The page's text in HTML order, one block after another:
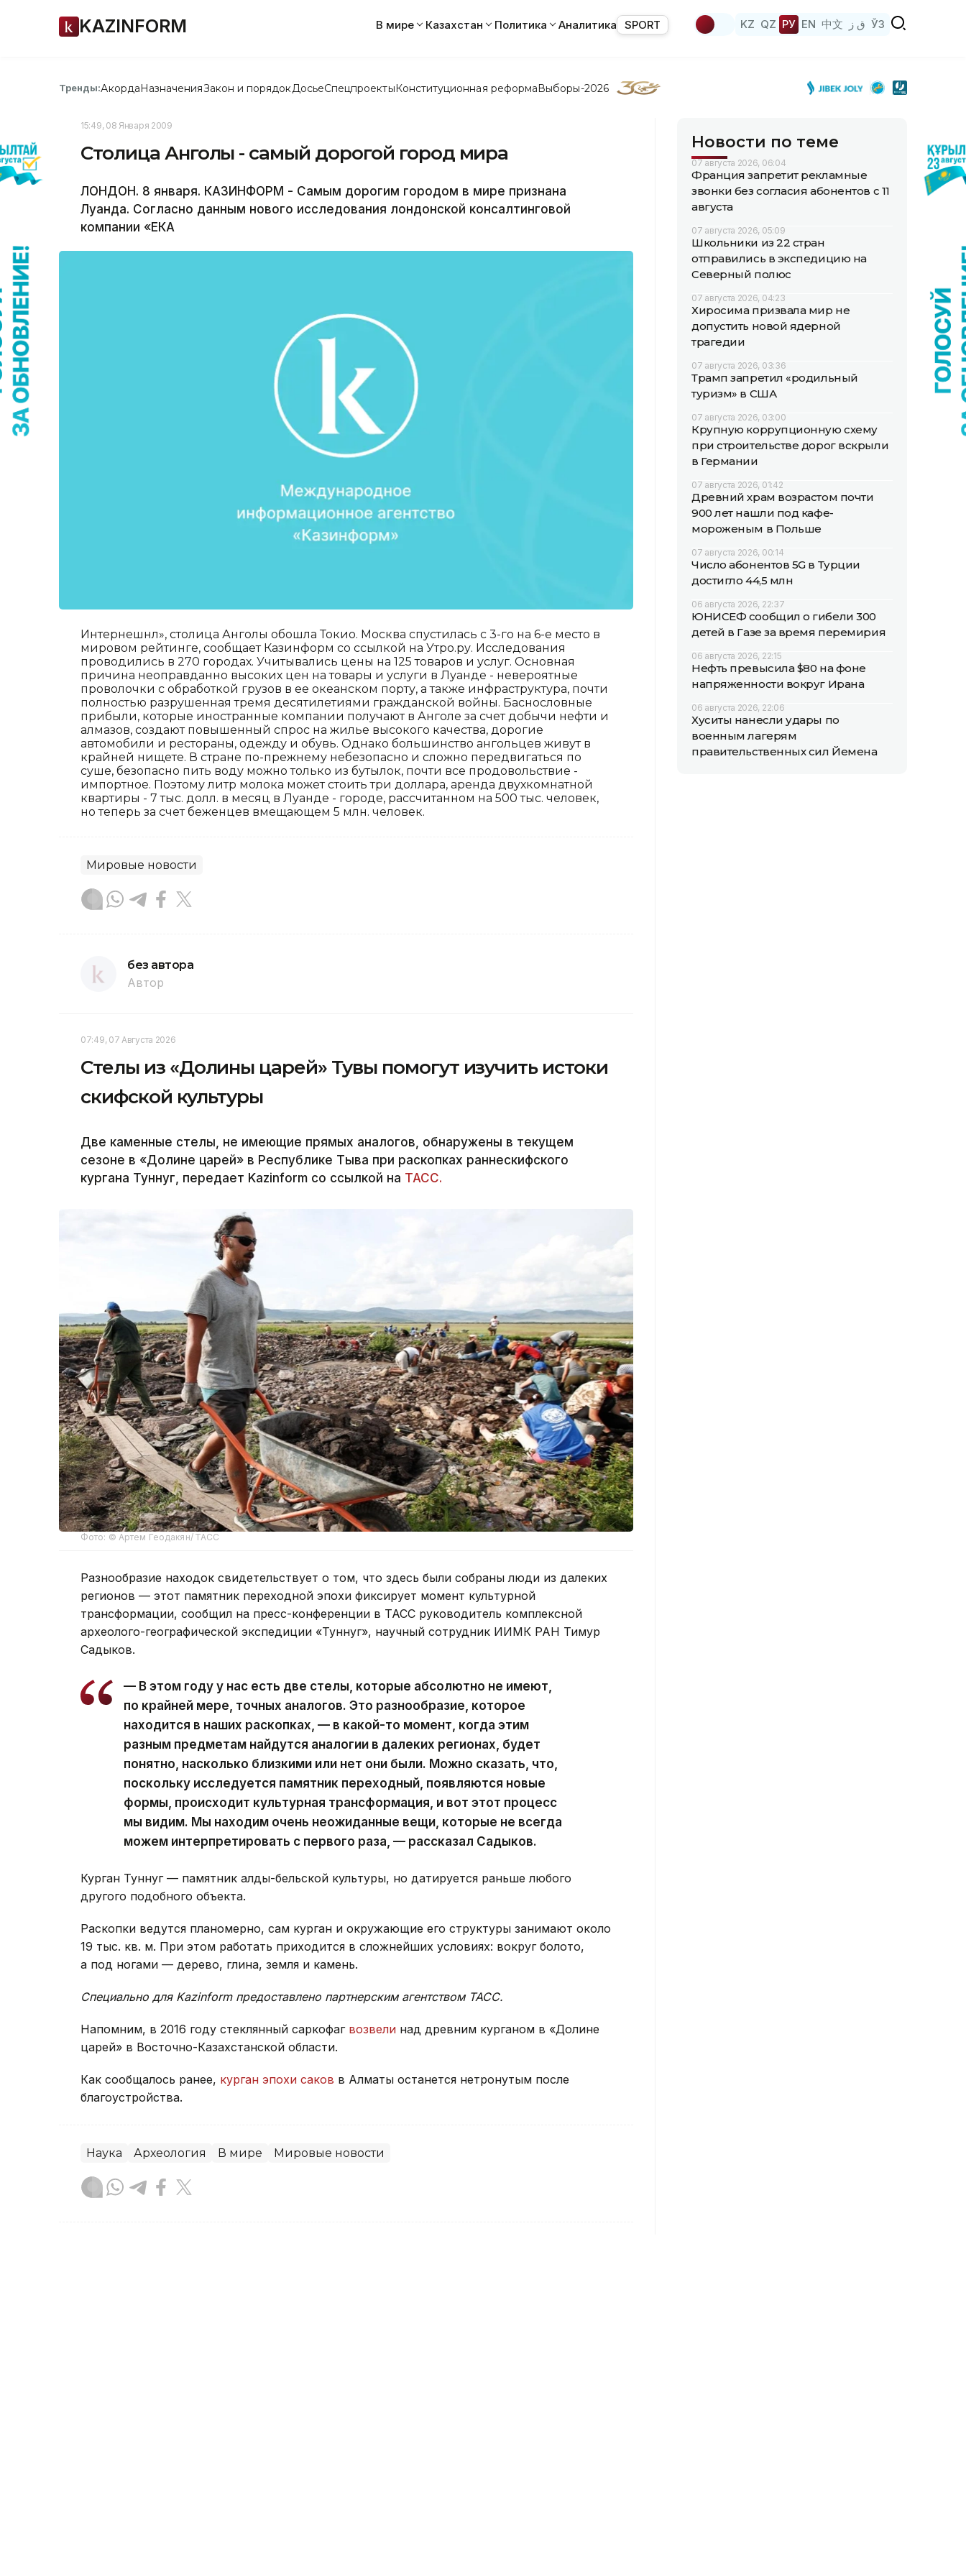
KAZINFORM В мире Казахстан Политика Аналитика SPORT KZ QZ РУ EN 中文 ق ز ЎЗ
Тренды:АкордаНазначенияЗакон и порядок ДосьеСпецпроектыКонституционная реформаВыборы-2026
15:49, 08 Января 2009
Столица Анголы - самый дорогой город мира
ЛОНДОН. 8 января. КАЗИНФОРМ - Самым дорогим городом в мире признана
Луанда. Согласно данным нового исследования лондонской консалтинговой
компании «ЕКА
Интернешнл», столица Анголы обошла Токио. Москва спустилась с 3-го на 6-е место в
мировом рейтинге, сообщает Казинформ со ссылкой на Утро.ру. Исследования
проводились в 270 городах. Учитывались цены на 125 товаров и услуг. Основная
причина неоправданно высоких цен на товары и услуги в Луанде - невероятные
проволочки с обработкой грузов в ее океанском порту, а также инфраструктура, почти
полностью разрушенная тремя десятилетиями гражданской войны. Баснословные
прибыли, которые иностранные компании получают в Анголе за счет добычи нефти и
алмазов, создают повышенный спрос на жилье высокого качества, дорогие
автомобили и рестораны, одежду и обувь. Однако большинство ангольцев живут в
крайней нищете. В стране по-прежнему небезопасно и сложно передвигаться по
суше, безопасно пить воду можно только из бутылок, почти все продовольствие -
импортное. Поэтому литр молока может стоить три доллара, аренда двухкомнатной
квартиры - 7 тыс. долл. в месяц в Луанде - городе, рассчитанном на 500 тыс. человек,
но теперь за счет беженцев вмещающем 5 млн. человек.
Мировые новости
без автора
Автор
07:49, 07 Августа 2026
Стелы из «Долины царей» Тувы помогут изучить истоки
скифской культуры
Две каменные стелы, не имеющие прямых аналогов, обнаружены в текущем
сезоне в «Долине царей» в Республике Тыва при раскопках раннескифского
кургана Туннуг, передает Kazinform со ссылкой на ТАСС.
Фото: © Артем Геодакян/ ТАСС
Разнообразие находок свидетельствует о том, что здесь были собраны люди из далеких
регионов — этот памятник переходной эпохи фиксирует момент культурной
трансформации, сообщил на пресс-конференции в ТАСС руководитель комплексной
археолого-географической экспедиции «Туннуг», научный сотрудник ИИМК РАН Тимур
Садыков.
— В этом году у нас есть две стелы, которые абсолютно не имеют,
по крайней мере, точных аналогов. Это разнообразие, которое
находится в наших раскопках, — в какой-то момент, когда этим
разным предметам найдутся аналогии в далеких регионах, будет
понятно, насколько близкими или нет они были. Можно сказать, что,
поскольку исследуется памятник переходный, появляются новые
формы, происходит культурная трансформация, и вот этот процесс
мы видим. Мы находим очень неожиданные вещи, которые не всегда
можем интерпретировать с первого раза, — рассказал Садыков.
Курган Туннуг — памятник алды-бельской культуры, но датируется раньше любого
другого подобного объекта.
Раскопки ведутся планомерно, сам курган и окружающие его структуры занимают около
19 тыс. кв. м. При этом работать приходится в сложнейших условиях: вокруг болото,
а под ногами — дерево, глина, земля и камень.
Специально для Kazinform предоставлено партнерским агентством ТАСС.
Напомним, в 2016 году стеклянный саркофаг возвели над древним курганом в «Долине
царей» в Восточно-Казахстанской области.
Как сообщалось ранее, курган эпохи саков в Алматы останется нетронутым после
благоустройства.
Наука Археология В мире Мировые новости
Новости по теме
07 августа 2026, 06:04
Франция запретит рекламные
звонки без согласия абонентов с 11
августа
07 августа 2026, 05:09
Школьники из 22 стран
отправились в экспедицию на
Северный полюс
07 августа 2026, 04:23
Хиросима призвала мир не
допустить новой ядерной
трагедии
07 августа 2026, 03:36
Трамп запретил «родильный
туризм» в США
07 августа 2026, 03:00
Крупную коррупционную схему
при строительстве дорог вскрыли
в Германии
07 августа 2026, 01:42
Древний храм возрастом почти
900 лет нашли под кафе-
мороженым в Польше
07 августа 2026, 00:14
Число абонентов 5G в Турции
достигло 44,5 млн
06 августа 2026, 22:37
ЮНИСЕФ сообщил о гибели 300
детей в Газе за время перемирия
06 августа 2026, 22:15
Нефть превысила $80 на фоне
напряженности вокруг Ирана
06 августа 2026, 22:06
Хуситы нанесли удары по
военным лагерям
правительственных сил Йемена